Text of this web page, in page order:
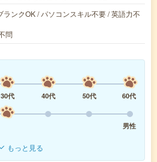
ランクOK / パソコンスキル不要 / 英語力不
問
30代 40代 50代
60代
男性
もっと見る